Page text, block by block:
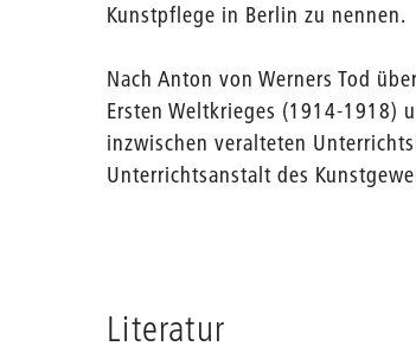
Kunstpflege in Berlin zu nennen.
Nach Anton von Werners Tod
Ersten Weltkrieges (1914-1918)
inzwischen veralteten
Unterrichtsanstalt des
Literatur